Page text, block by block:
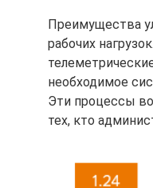
Преимущества
рабочих
необходимое
Эти процессы
тех, кто